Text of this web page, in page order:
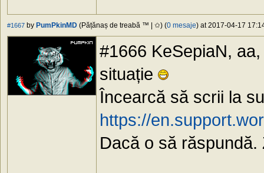
#1667 by PumPkinMD (Pățănaș de treabă ™ | ✩) (0 mesaje) at 2017-04-17
#1666 KeSepiaN,
situație
Încearcă să scrii la
https://
Dacă o să